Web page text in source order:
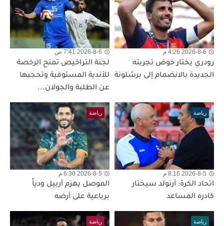
2026-8-6 4:26 م
رودري يختار خوض تجربته
الجديدة بالانضمام إلى برشلونة
2026-8-6 7:41 ص
لجنة التراخيص تمنح الرخصة
للأندية المستوفية وتحجبها
عن الطلبة والجولان...
رياضة
2026-8-5 8:16 م
اتحاد الكرة: أرنولد سيختار
كادره المساعد
رياضة
2026-8-5 6:30 م
الموصل يهزم أربيل ودياً
برباعية على أرضه
رياضة رياضة